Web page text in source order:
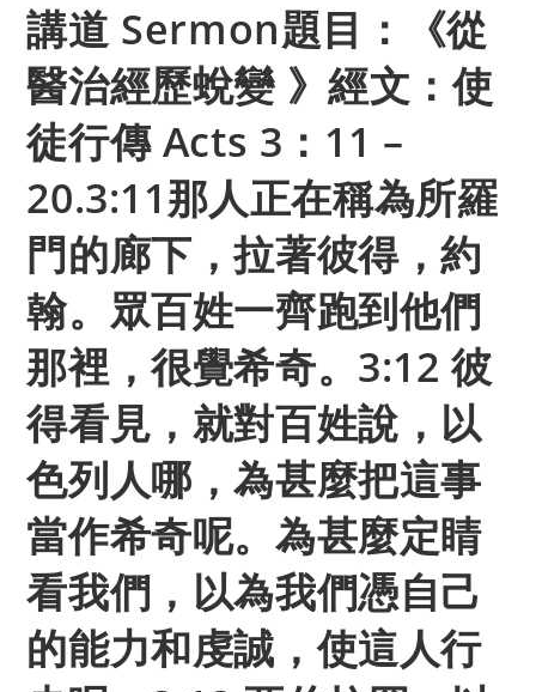
講道 Sermon題目：《從
醫治經歷蛻變 》經文：使
徒行傳 Acts 3：11 –
20.3:11那人正在稱為所羅
門的廊下，拉著彼得，約
翰。眾百姓一齊跑到他們
那裡，很覺希奇。3:12 彼
得看見，就對百姓說，以
色列人哪，為甚麼把這事
當作希奇呢。為甚麼定睛
看我們，以為我們憑自己
的能力和虔誠，使這人行